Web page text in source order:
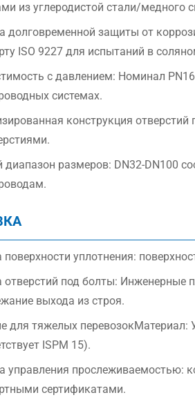
из углеродистой стали/медного
долговременной защиты от
ISO 9227 для испытаний в
с давлением: Номинал
системах.
конструкция
диапазон размеров: DN32-DN100
уплотнения:
под болты: Инженерные
выхода из строя.
для тяжелых
ISPM 15).
управления прослеживаемостью:
сертификатами.